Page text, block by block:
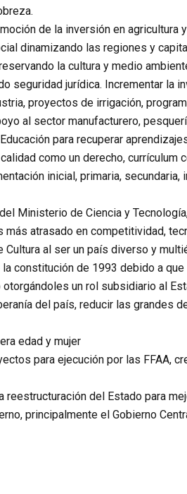
de la inversión en agricultura
dinamizando las regiones y
la cultura y medio
seguridad jurídica. Incrementar la
proyectos de irrigación,
al sector manufacturero,
para recuperar
como un derecho,
inicial, primaria,
Ministerio de Ciencia y
más atrasado en competitividad,
al ser un país diverso y
constitución de 1993 debido a
un rol subsidiario al
del país, reducir las grandes
edad y mujer
para ejecución por las FFAA,
reestructuración del Estado para
principalmente el Gobierno